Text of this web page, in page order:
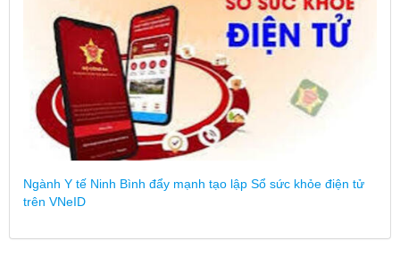
Ngành Y tế Ninh Bình đẩy mạnh tạo lập Sổ sức khỏe điện tử
trên VNeID